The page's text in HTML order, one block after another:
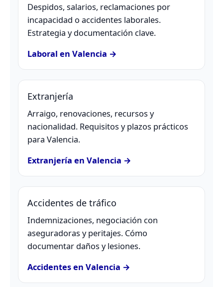
Despidos, salarios, reclamaciones por
incapacidad o accidentes laborales.
Estrategia y documentación clave.
Laboral en Valencia →
Extranjería
Arraigo, renovaciones, recursos y
nacionalidad. Requisitos y plazos prácticos
para Valencia.
Extranjería en Valencia →
Accidentes de tráfico
Indemnizaciones, negociación con
aseguradoras y peritajes. Cómo
documentar daños y lesiones.
Accidentes en Valencia →